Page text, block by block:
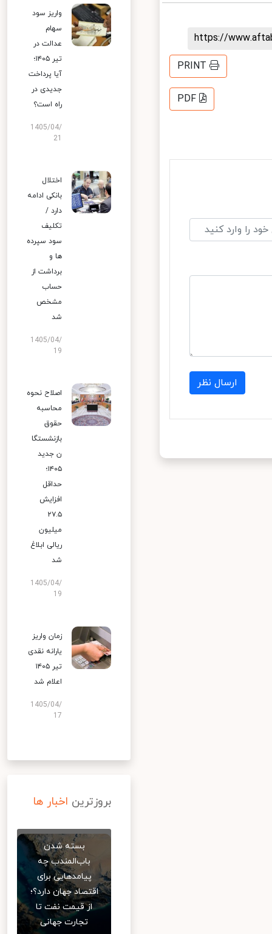
https://
PRINT
PDF
ارسال نظر
واریز سود
سهام
عدالت در
تیر ۱۴۰۵؛
آیا پرداخت
جدیدی در
راه است؟
1405/04/
اختلال
بانکی ادامه
دارد /
تکلیف
سود سپرده
ها و
برداشت از
حساب
مشخص
شد
1405/04/
19
اصلاح نحوه
محاسبه
حقوق
بازنشستگا
ن جدید
۱۴۰۵؛
حداقل
افزایش
۲۷.۵
میلیون
ریالی ابلاغ
شد
1405/04/
19
زمان واریز
یارانه نقدی
تیر ۱۴۰۵
اعلام شد
1405/04/
17
بروزترین اخبار ها
بسته شدن
باب‌المندب چه
پیامدهایی برای
اقتصاد جهان دارد؟؛
از قیمت نفت تا
تجارت جهانی